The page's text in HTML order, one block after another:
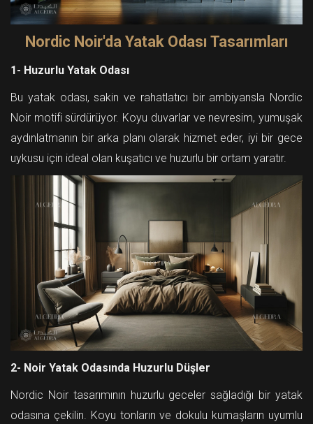
Nordic Noir'da Yatak Odası Tasarımları
1- Huzurlu Yatak Odası
Bu yatak odası, sakin ve rahatlatıcı bir ambiyansla Nordic
Noir motifi sürdürüyor. Koyu duvarlar ve nevresim, yumuşak
aydınlatmanın bir arka planı olarak hizmet eder, iyi bir gece
uykusu için ideal olan kuşatıcı ve huzurlu bir ortam yaratır.
2- Noir Yatak Odasında Huzurlu Düşler
Nordic Noir tasarımının huzurlu geceler sağladığı bir yatak
odasına çekilin. Koyu tonların ve dokulu kumaşların uyumlu